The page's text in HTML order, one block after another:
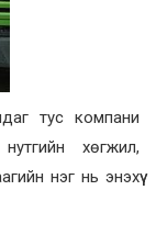
тус компани
хөгжил,
нэг нь энэхүү